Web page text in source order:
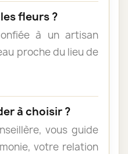
fleurs ?
à un artisan
proche du lieu de
à choisir ?
vous guide
votre relation